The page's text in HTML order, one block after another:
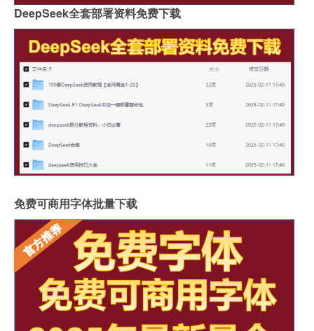
DeepSeek全套部署资料免费下载
免费可商用字体批量下载